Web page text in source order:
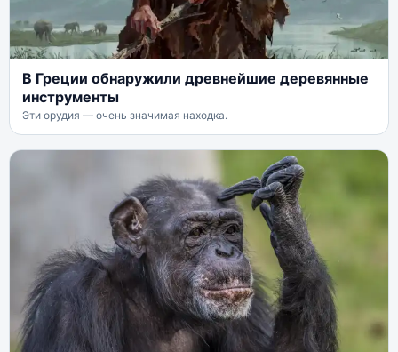
В Греции обнаружили древнейшие деревянные
инструменты
Эти орудия — очень значимая находка.